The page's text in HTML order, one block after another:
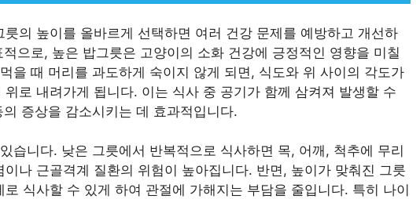
릇의 높이를 올바르게 선택하면 여러 건강 문제를 예방하고 개선하
으로, 높은 밥그릇은 고양이의 소화 건강에 긍정적인 영향을 미칠
을 때 머리를 과도하게 숙이지 않게 되면, 식도와 위 사이의 각도가
로 내려가게 됩니다. 이는 식사 중 공기가 함께 삼켜져 발생할 수
증상을 감소시키는 데 효과적입니다.
습니다. 낮은 그릇에서 반복적으로 식사하면 목, 어깨, 척추에 무리
나 근골격계 질환의 위험이 높아집니다. 반면, 높이가 맞춰진 그릇
식사할 수 있게 하여 관절에 가해지는 부담을 줄입니다. 특히 나이